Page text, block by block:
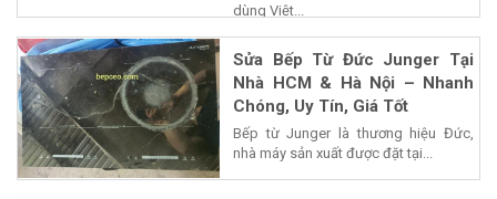
dùng Việt...
Sửa Bếp Từ Đức Junger Tại
Nhà HCM & Hà Nội – Nhanh
Chóng, Uy Tín, Giá Tốt
Bếp từ Junger là thương hiệu Đức,
nhà máy sản xuất được đặt tại...